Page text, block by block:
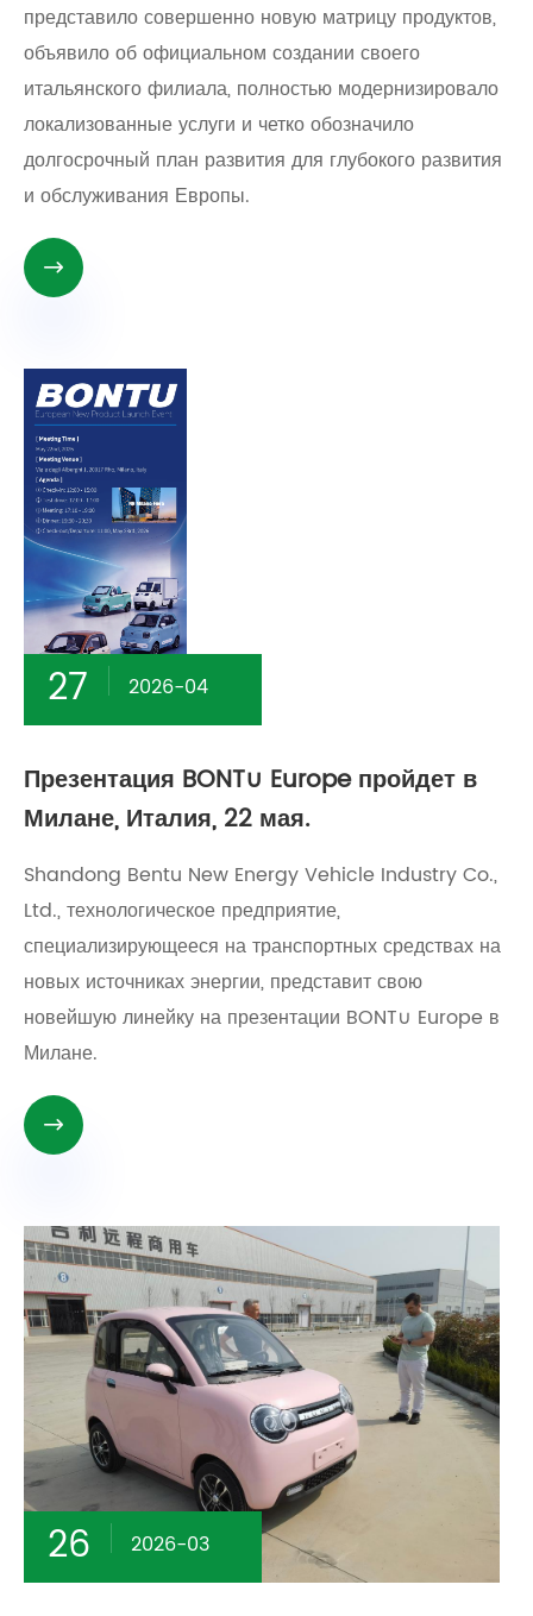
представило совершенно новую матрицу продуктов,
объявило об официальном создании своего
итальянского филиала, полностью модернизировало
локализованные услуги и четко обозначило
долгосрочный план развития для глубокого развития
и обслуживания Европы.

27 2026-04
Презентация BONT∪ Europe пройдет в
Милане, Италия, 22 мая.
Shandong Bentu New Energy Vehicle Industry Co.,
Ltd., технологическое предприятие,
специализирующееся на транспортных средствах на
новых источниках энергии, представит свою
новейшую линейку на презентации BONT∪ Europe в
Милане.

26 2026-03